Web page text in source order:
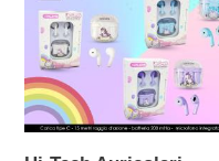
Tech
Auricolari
Wireless